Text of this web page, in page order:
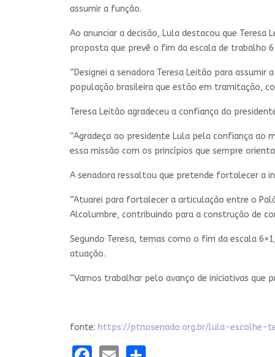
assumir a função.
Ao anunciar a decisão, Lula destacou que
proposta que prevê o fim da escala de trabalho 6
“Designei a senadora Teresa Leitão para
população brasileira que estão em tramitação,
Teresa Leitão agradeceu a confiança do
“Agradeço ao presidente Lula pela confiança ao
essa missão com os princípios que sempre
A senadora ressaltou que pretende fortalecer a
“Atuarei para fortalecer a articulação entre o
Alcolumbre, contribuindo para a construção de
Segundo Teresa, temas como o fim da escala
atuação.
“Vamos trabalhar pelo avanço de iniciativas que
fonte: https://ptnosenado.org.br/lula-escolhe-